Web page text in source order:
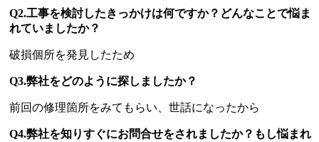
Q2.工事を検討したきっかけは何ですか？どんなことで悩ま
れていましたか？
破損個所を発見したため
Q3.弊社をどのように探しましたか？
前回の修理箇所をみてもらい、世話になったから
Q4.弊社を知りすぐにお問合せをされましたか？もし悩まれ